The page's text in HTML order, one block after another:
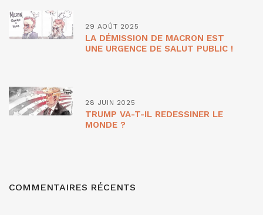
29 AOÛT 2025
LA DÉMISSION DE MACRON EST
UNE URGENCE DE SALUT PUBLIC !
28 JUIN 2025
TRUMP VA-T-IL REDESSINER LE
MONDE ?
COMMENTAIRES RÉCENTS